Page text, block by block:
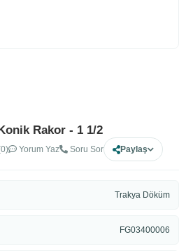
Rakor - 1 1/2
Yorum Yaz Soru Sor Paylaş
Trakya Döküm
FG03400006